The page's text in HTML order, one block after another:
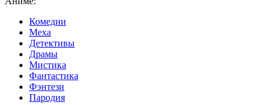
Комедии
Меха
Детективы
Драмы
Мистика
Фантастика
Фэнтези
Пародия